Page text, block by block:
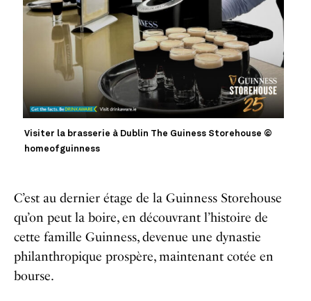
Visiter la brasserie à Dublin The Guiness Storehouse ©
homeofguinness
C’est au dernier étage de la Guinness Storehouse
qu’on peut la boire, en découvrant l’histoire de
cette famille Guinness, devenue une dynastie
philanthropique prospère, maintenant cotée en
bourse.​